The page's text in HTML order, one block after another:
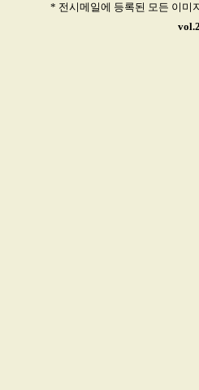
* 전시메일에 등록된 모든 이미